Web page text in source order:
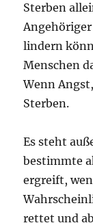
Sterben
lindern
Menschen
Wenn
Sterben.
Es steht
bestimmte
ergreift,
rettet und